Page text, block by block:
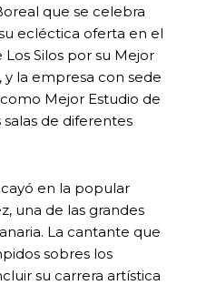
que se celebra
ecléctica oferta en el
Silos por su Mejor
y la empresa con sede
Mejor Estudio de
de diferentes
en la popular
una de las grandes
La cantante que
sobres los
su carrera artística